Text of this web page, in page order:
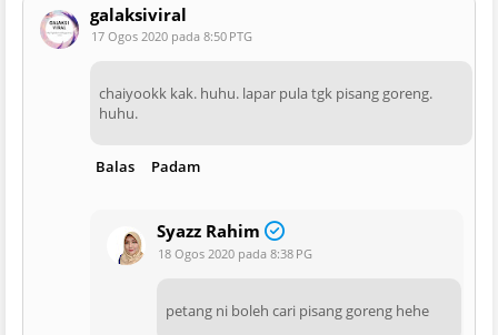
galaksiviral
17 Ogos 2020 pada 8:50 PTG
chaiyookk kak. huhu. lapar pula tgk pisang goreng.
huhu.
Balas Padam
Syazz Rahim
18 Ogos 2020 pada 8:38 PG
petang ni boleh cari pisang goreng hehe